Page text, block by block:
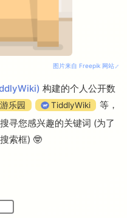
去十余年 pimgeek 曾在多种不同
京的研发中心、上市公司、私营
织的日常工作氛围。目前选择从
由职业，是希望体验可灵活支
个人时间的生活方式，并希望借
人为本的理念、方法和技巧激
己和更多人完成属于自己的成
的作品 ✍🏻
居住地最低收入），另一部分用
善生活（期望达到居住地平均
点按上方文字显示隐藏内容 ↑
为 Intel 还是 Silicon
表如下：
macOS
Version
macOS
Catalina
10.15.x
macOS
Mojave
10.14.x
macOS High
图片来自 Freepik 网站
构建的个人公开数
乐园 TiddlyWiki
等，
寻您感兴趣的关键词 (为了
索框) 🤓